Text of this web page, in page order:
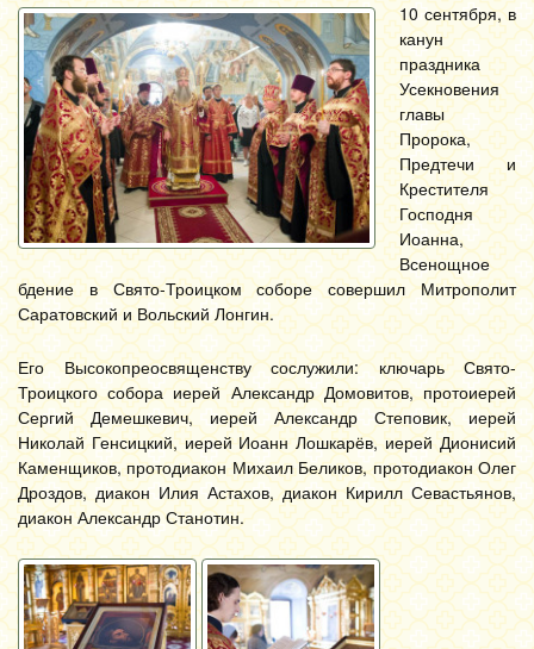
10 сентября, в
канун
праздника
Усекновения
главы
Пророка,
Предтечи и
Крестителя
Господня
Иоанна,
Всенощное
бдение в Свято-Троицком соборе совершил Митрополит
Саратовский и Вольский Лонгин.
Его Высокопреосвященству сослужили: ключарь Свято-
Троицкого собора иерей Александр Домовитов, протоиерей
Сергий Демешкевич, иерей Александр Степовик, иерей
Николай Генсицкий, иерей Иоанн Лошкарёв, иерей Дионисий
Каменщиков, протодиакон Михаил Беликов, протодиакон Олег
Дроздов, диакон Илия Астахов, диакон Кирилл Севастьянов,
диакон Александр Станотин.